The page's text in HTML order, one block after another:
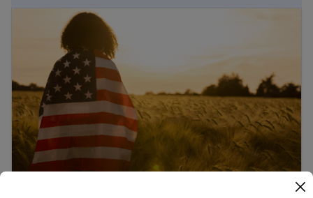
Guide de la citoyenneté américaine